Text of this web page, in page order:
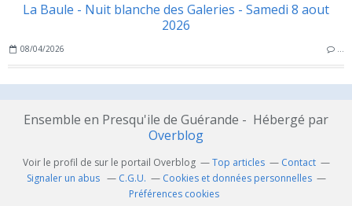
La Baule - Nuit blanche des Galeries - Samedi 8 aout
2026
08/04/2026 …
Ensemble en Presqu'ile de Guérande - Hébergé par
Overblog
Voir le profil de sur le portail Overblog Top articles
Contact
Signaler un abus
C.G.U.
Cookies et données personnelles
Préférences cookies